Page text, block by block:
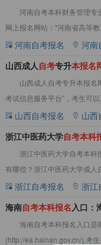
河南自考本科财务管理专
网上报名网站："河南省高等
见下文：点此查看>>河南
河南自考报名 河南
山西成人自考专升本报名
山西成人自考专升本报名
考试信息服务平台”，考生可以
统。进行山西成人自考专升本
山西自考报名 山西
浙江中医药大学自考本科
浙江中医药大学自考本科
有哪些？浙江中医药大学成
&gt;&gt;浙江自考教材、真题资
浙江自考报名 浙江
海南自考本科报名入口：
海南自考本科报名入口是
(http://ea.hainan.gov.cn/),考